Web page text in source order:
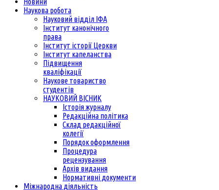
Наукова робота
Науковий відділ ІФА
Інститут канонічного
права
Інститут історії Церкви
Інститут капеланства
Підвищення
кваліфікації
Наукове товариство
студентів
НАУКОВИЙ ВІСНИК
Історія журналу
Редакційна політика
Склад редакційної
колегії
Порядок оформлення
Процедура
рецензування
Архів видання
Нормативні документи
Міжнародна діяльність